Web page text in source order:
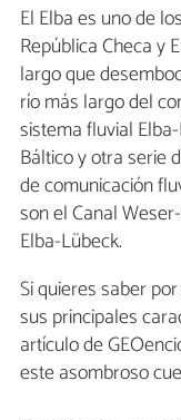
El Elba es uno de
República Checa y
largo que
río más largo del
sistema fluvial
Báltico y otra serie
de comunicación
son el Canal
Elba-Lübeck.
Si quieres saber
sus principales
artículo de
este asombroso